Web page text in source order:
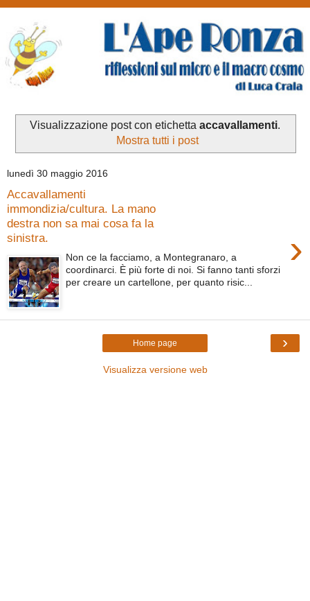
Visualizzazione post con etichetta accavallamenti.
Mostra tutti i post
lunedì 30 maggio 2016
Accavallamenti
immondizia/cultura. La mano
destra non sa mai cosa fa la
sinistra.
›
Non ce la facciamo, a Montegranaro, a
coordinarci. È più forte di noi. Si fanno tanti sforzi
per creare un cartellone, per quanto risic...
›
Home page
Visualizza versione web